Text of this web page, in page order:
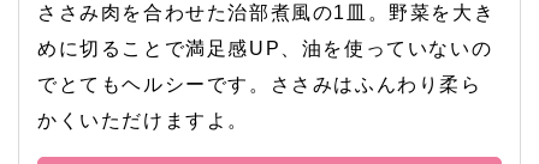
ささみ肉を合わせた治部煮風の1皿。野菜を大き
めに切ることで満足感UP、油を使っていないの
でとてもヘルシーです。ささみはふんわり柔ら
かくいただけますよ。